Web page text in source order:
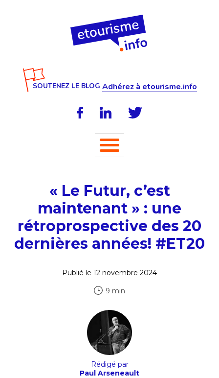
SOUTENEZ LE BLOG Adhérez à etourisme.info
« Le Futur, c’est
maintenant » : une
rétroprospective des 20
dernières années! #ET20
Publié le 12 novembre 2024
9 min
Rédigé par
Paul Arseneault